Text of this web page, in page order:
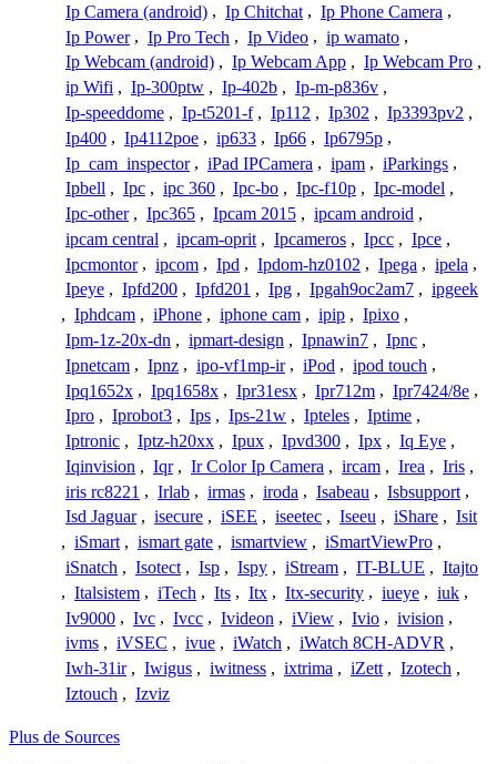
Ip Camera (android) , Ip Chitchat , Ip Phone Camera ,
Ip Power , Ip Pro Tech , Ip Video , ip wamato ,
Ip Webcam (android) , Ip Webcam App , Ip Webcam Pro ,
ip Wifi , Ip-300ptw , Ip-402b , Ip-m-p836v ,
Ip-speeddome , Ip-t5201-f , Ip112 , Ip302 , Ip3393pv2 ,
Ip400 , Ip4112poe , ip633 , Ip66 , Ip6795p ,
Ip_cam_inspector , iPad IPCamera , ipam , iParkings ,
Ipbell , Ipc , ipc 360 , Ipc-bo , Ipc-f10p , Ipc-model ,
Ipc-other , Ipc365 , Ipcam 2015 , ipcam android ,
ipcam central , ipcam-oprit , Ipcameros , Ipcc , Ipce ,
Ipcmontor , ipcom , Ipd , Ipdom-hz0102 , Ipega , ipela ,
Ipeye , Ipfd200 , Ipfd201 , Ipg , Ipgah9oc2am7 , ipgeek
, Iphdcam , iPhone , iphone cam , ipip , Ipixo ,
Ipm-1z-20x-dn , ipmart-design , Ipnawin7 , Ipnc ,
Ipnetcam , Ipnz , ipo-vf1mp-ir , iPod , ipod touch ,
Ipq1652x , Ipq1658x , Ipr31esx , Ipr712m , Ipr7424/8e ,
Ipro , Iprobot3 , Ips , Ips-21w , Ipteles , Iptime ,
Iptronic , Iptz-h20xx , Ipux , Ipvd300 , Ipx , Iq Eye ,
Iqinvision , Iqr , Ir Color Ip Camera , ircam , Irea , Iris ,
iris rc8221 , Irlab , irmas , iroda , Isabeau , Isbsupport ,
Isd Jaguar , isecure , iSEE , iseetec , Iseeu , iShare , Isit
, iSmart , ismart gate , ismartview , iSmartViewPro ,
iSnatch , Isotect , Isp , Ispy , iStream , IT-BLUE , Itajto
, Italsistem , iTech , Its , Itx , Itx-security , iueye , iuk ,
Iv9000 , Ivc , Ivcc , Ivideon , iView , Ivio , ivision ,
ivms , iVSEC , ivue , iWatch , iWatch 8CH-ADVR ,
Iwh-31ir , Iwigus , iwitness , ixtrima , iZett , Izotech ,
Iztouch , Izviz
Plus de Sources